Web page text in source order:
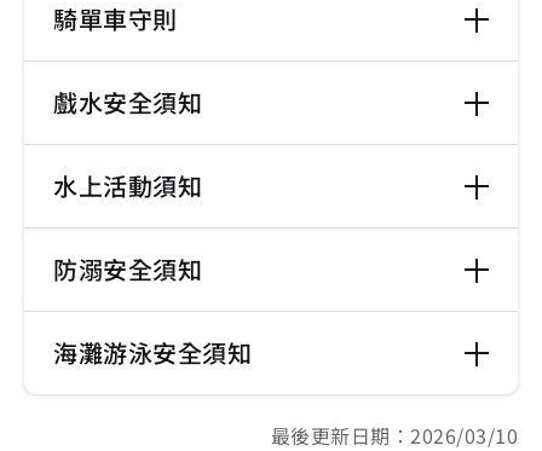
騎單車守則
戲水安全須知
水上活動須知
防溺安全須知
海灘游泳安全須知
最後更新日期：2026/03/10